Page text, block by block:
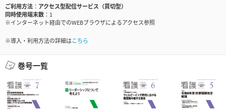
ご利用方法
アクセス型配信サービス（買切型）
同時使用端末数
1
※インターネット経由でのWEBブラウザによるアクセス参照
※導入・利用方法の詳細はこちら
巻号一覧